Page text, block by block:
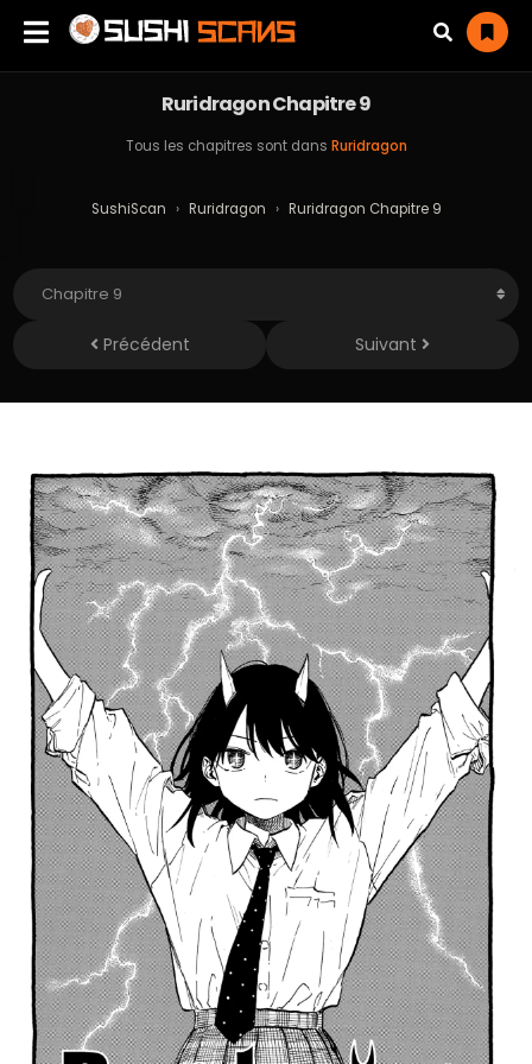
Ruridragon Chapitre 9
Tous les chapitres sont dans Ruridragon
SushiScan › Ruridragon › Ruridragon Chapitre 9
Précédent Suivant